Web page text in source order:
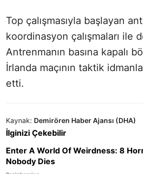
Top çalışmasıyla başlayan
koordinasyon çalışmaları ile
Antrenmanın basına kapalı
İrlanda maçının taktik
etti.
Kaynak: Demirören Haber Ajansı (DHA)